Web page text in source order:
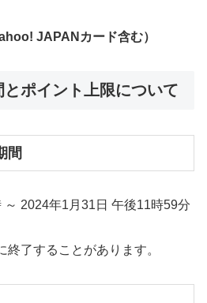
JAPANカード含む）
ポイント上限について
間
2024年1月31日 午後11時59分
了することがあります。